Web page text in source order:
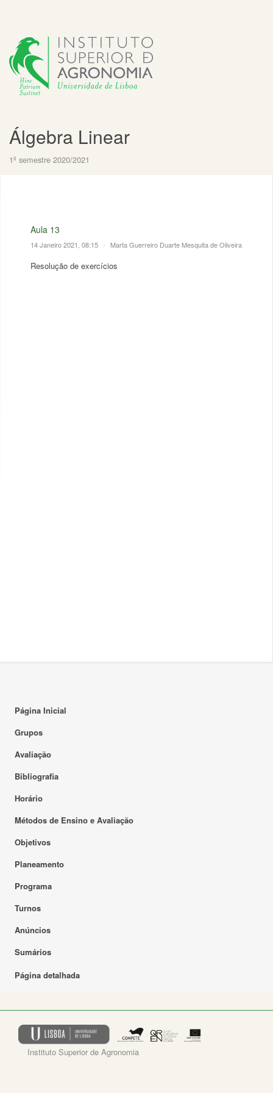
Álgebra Linear
1º semestre 2020/2021
Aula 13
14 Janeiro 2021, 08:15 • Marta Guerreiro Duarte Mesquita de Oliveira
Resolução de exercícios
Página Inicial
Grupos
Avaliação
Bibliografia
Horário
Métodos de Ensino e Avaliação
Objetivos
Planeamento
Programa
Turnos
Anúncios
Sumários
Página detalhada
Instituto Superior de Agronomia